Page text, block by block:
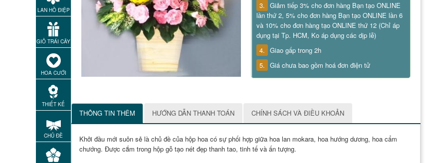
LAN HỒ ĐIỆP
GIỎ TRÁI CÂY
HOA CƯỚI
THIẾT KẾ
CHỦ ĐỀ
3. Giảm tiếp 3% cho đơn hàng Bạn tạo ONLINE
lần thứ 2, 5% cho đơn hàng Bạn tạo ONLINE lần 6
và 10% cho đơn hàng tạo ONLINE thứ 12 (Chỉ áp
dụng tại Tp. HCM, Ko áp dụng các dịp lễ)
4. Giao gấp trong 2h
5. Giá chưa bao gồm hoá đơn điện tử
THÔNG TIN THÊM HƯỚNG DẪN THANH TOÁN CHÍNH SÁCH VÀ ĐIỀU KHOẢN
Khởi đầu mới suôn sẻ là chủ đề của hộp hoa có sự phối hợp giữa hoa lan mokara, hoa hướng dương, hoa cẩm
chướng. Được cắm trong hộp gỗ tạo nét đẹp thanh tao, tinh tế và ấn tượng.